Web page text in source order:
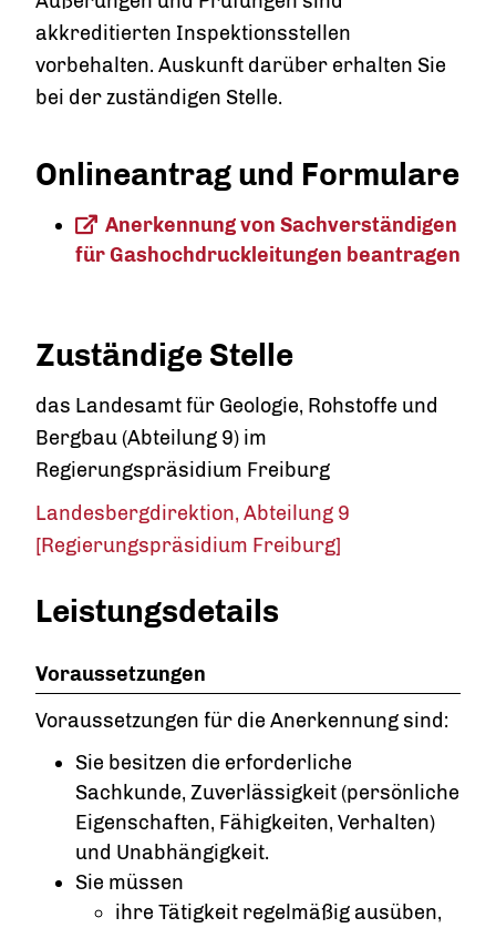
akkreditierten Inspektionsstellen
vorbehalten. Auskunft darüber erhalten Sie
bei der zuständigen Stelle.
Onlineantrag und Formulare
Anerkennung von Sachverständigen
für Gashochdruckleitungen beantragen
Zuständige Stelle
das Landesamt für Geologie, Rohstoffe und
Bergbau (Abteilung 9) im
Regierungspräsidium Freiburg
Landesbergdirektion, Abteilung 9
[Regierungspräsidium Freiburg]
Leistungsdetails
Voraussetzungen
Voraussetzungen für die Anerkennung sind:
Sie besitzen die erforderliche
Sachkunde, Zuverlässigkeit (persönliche
Eigenschaften, Fähigkeiten, Verhalten)
und Unabhängigkeit.
Sie müssen
ihre Tätigkeit regelmäßig ausüben,